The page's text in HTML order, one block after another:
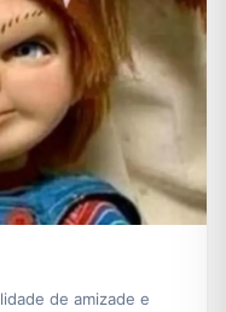
de amizade e